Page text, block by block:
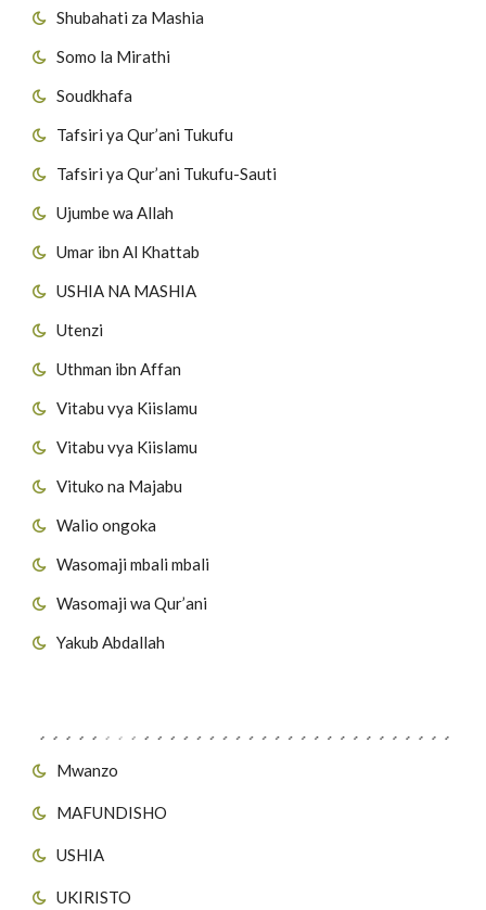
Shubahati za Mashia
Somo la Mirathi
Soudkhafa
Tafsiri ya Qur’ani Tukufu
Tafsiri ya Qur’ani Tukufu-Sauti
Ujumbe wa Allah
Umar ibn Al Khattab
USHIA NA MASHIA
Utenzi
Uthman ibn Affan
Vitabu vya Kiislamu
Vitabu vya Kiislamu
Vituko na Majabu
Walio ongoka
Wasomaji mbali mbali
Wasomaji wa Qur’ani
Yakub Abdallah
Mwanzo
MAFUNDISHO
USHIA
UKIRISTO